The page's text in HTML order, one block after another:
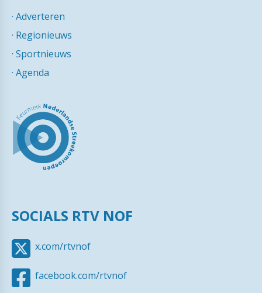
· Adverteren
· Regionieuws
· Sportnieuws
· Agenda
SOCIALS RTV NOF
x.com/rtvnof
facebook.com/rtvnof